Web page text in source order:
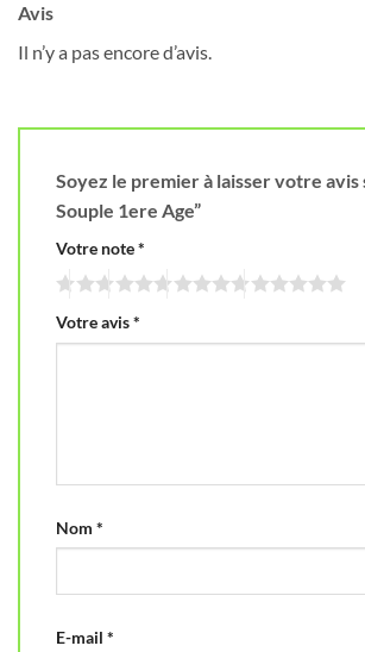
Avis
Il n’y a pas encore d’avis.
Soyez le premier à laisser votre avis
Souple 1ere Age”
Votre note*
Votre avis*
Nom *
E-mail *